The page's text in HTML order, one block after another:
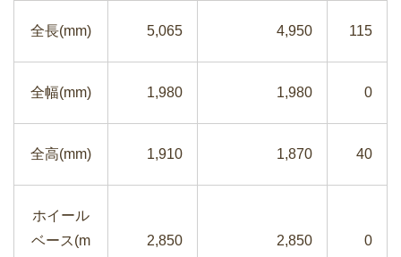
全長(mm) 5,065 4,950 115
全幅(mm) 1,980 1,980 0
全高(mm) 1,910 1,870 40
ホイール
ベース(m
2,850 2,850 0